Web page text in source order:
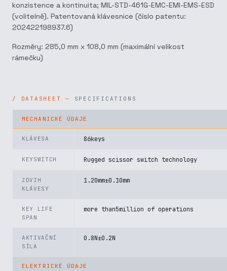
konzistence a kontinuita; MIL-STD-461G-EMC-EMI-EMS-ESD
(volitelně). Patentovaná klávesnice (číslo patentu:
202422198937.6)
Rozměry: 285,0 mm x 108,0 mm (maximální velikost
rámečku)
SPECIFICATIONS
MECHANICKÉ ÚDAJE
KLÁVESA 86keys
KEYSWITCH Rugged scissor switch technology
ZDVIH
KLÁVESY
1.20mm±0.10mm
KEY LIFE
SPAN
more than5million of operations
AKTIVAČNÍ
SÍLA
0.8N±0.2N
ELEKTRICKÉ ÚDAJE